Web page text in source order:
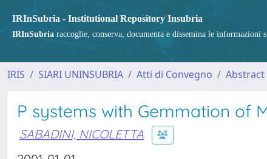
IRInSubria - Institutional Repository Insubria
IRInSubria raccoglie, conserva, documenta e dissemina le
IRIS SIARI UNINSUBRIA Atti di Convegno Abstract
P systems with Gemmation of
SABADINI, NICOLETTA